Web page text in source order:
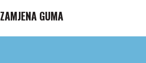
ZAMJENA GUMA